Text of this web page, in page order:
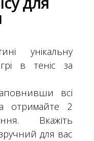
унікальну
в теніс за
всі
отримайте 2
Вкажіть
для вас